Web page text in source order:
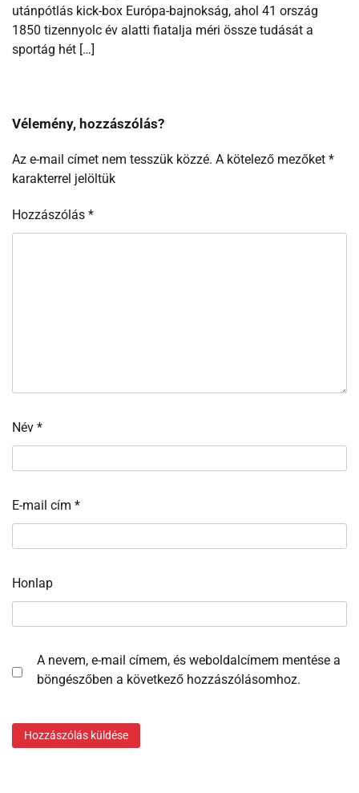
utánpótlás kick-box Európa-bajnokság, ahol 41 ország
1850 tizennyolc év alatti fiatalja méri össze tudását a
sportág hét […]
Vélemény, hozzászólás?
Az e-mail címet nem tesszük közzé. A kötelező mezőket *
karakterrel jelöltük
Hozzászólás *
Név *
E-mail cím *
Honlap
A nevem, e-mail címem, és weboldalcímem mentése a
böngészőben a következő hozzászólásomhoz.